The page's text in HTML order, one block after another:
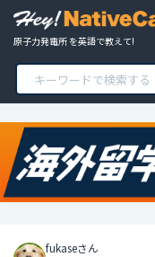
原子力発電所 を英語で教えて!
fukaseさん